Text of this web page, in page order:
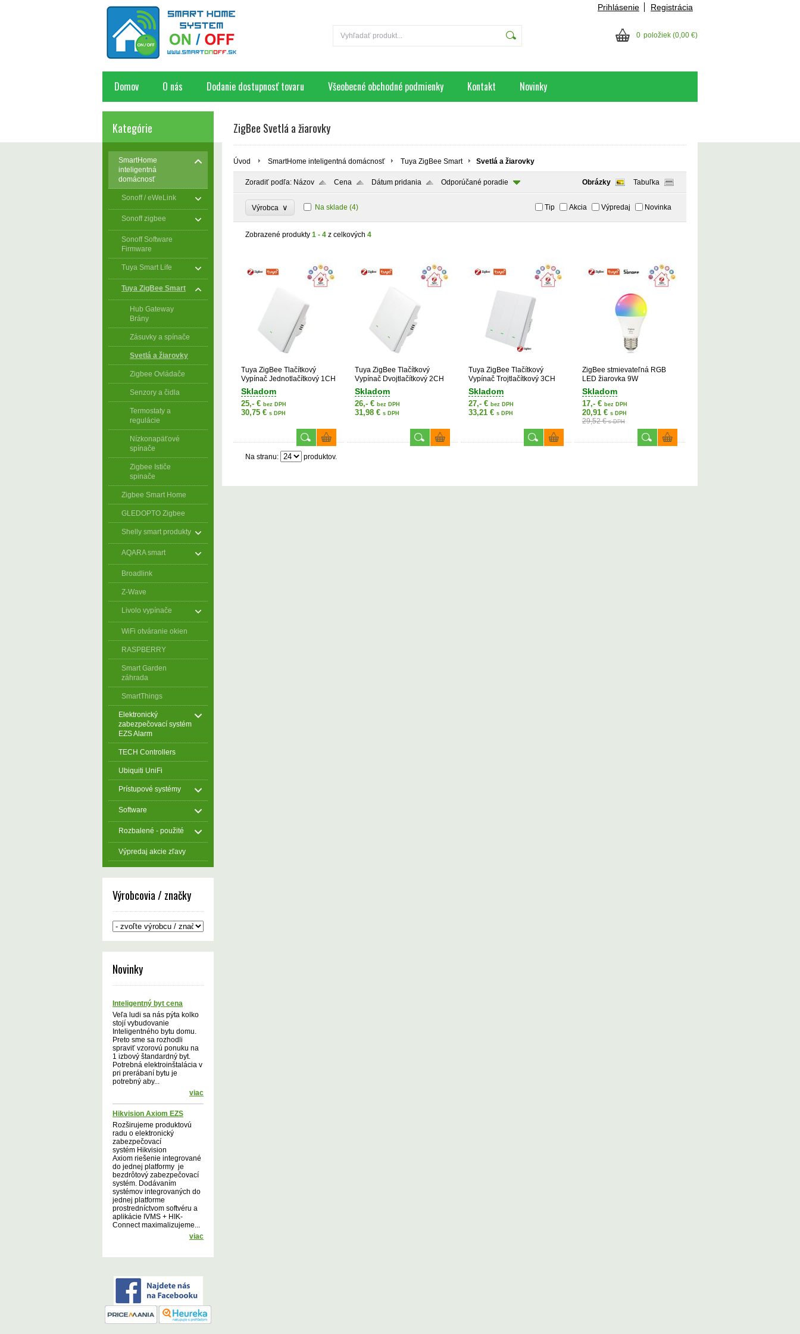
Prihlásenie Registrácia
0 položiek (0,00 €)
Domov O nás Dodanie dostupnosť tovaru Všeobecné obchodné podmienky Kontakt Novinky
Kategórie
SmartHome
inteligentná
domácnosť
Sonoff / eWeLink
Sonoff zigbee
Sonoff Software
Firmware
Tuya Smart Life
Tuya ZigBee Smart
Hub Gateway
Brány
Zásuvky a spínače
Svetlá a žiarovky
Zigbee Ovládače
Senzory a čidla
Termostaty a
regulácie
Nízkonapäťové
spínače
Zigbee Ističe
spinače
Zigbee Smart Home
GLEDOPTO Zigbee
Shelly smart produkty
AQARA smart
Broadlink
Z-Wave
Livolo vypínače
WiFi otváranie okien
RASPBERRY
Smart Garden
záhrada
SmartThings
Elektronický
zabezpečovací systém
EZS Alarm
TECH Controllers
Ubiquiti UniFi
Prístupové systémy
Software
Rozbalené - použité
Výpredaj akcie zľavy
Výrobcovia / značky
Novinky
Inteligentný byt cena
Veľa ludi sa nás pýta kolko
stojí vybudovanie
Inteligentného bytu domu.
Preto sme sa rozhodli
spraviť vzorovú ponuku na
1 izbový štandardný byt.
Potrebná elektroinštalácia v
pri prerábaní bytu je
potrebný aby...
viac
Hikvision Axiom EZS
Rozširujeme produktovú
radu o elektronický
zabezpečovací
systém Hikvision
Axiom riešenie integrované
do jednej platformy je
bezdrôtový zabezpečovací
systém. Dodávaním
systémov integrovaných do
jednej platforme
prostredníctvom softvéru a
aplikácie IVMS + HIK-
Connect maximalizujeme...
viac
ZigBee Svetlá a žiarovky
Úvod SmartHome inteligentná domácnosť Tuya ZigBee Smart Svetlá a žiarovky
Zoradiť podľa: Názov Cena Dátum pridania Odporúčané poradie Obrázky Tabuľka
Výrobca ∨ Na sklade (4) Tip Akcia Výpredaj Novinka
Zobrazené produkty 1 - 4 z celkových 4
Tuya ZigBee Tlačítkový
Vypínač Jednotlačítkový 1CH
Skladom
25,- € bez DPH
30,75 € s DPH
Tuya ZigBee Tlačítkový
Vypínač Dvojtlačítkový 2CH
Skladom
26,- € bez DPH
31,98 € s DPH
Tuya ZigBee Tlačítkový
Vypínač Trojtlačítkový 3CH
Skladom
27,- € bez DPH
33,21 € s DPH
ZigBee stmievateľná RGB
LED žiarovka 9W
Skladom
17,- € bez DPH
20,91 € s DPH
29,52 €s DPH
Na stranu: produktov.